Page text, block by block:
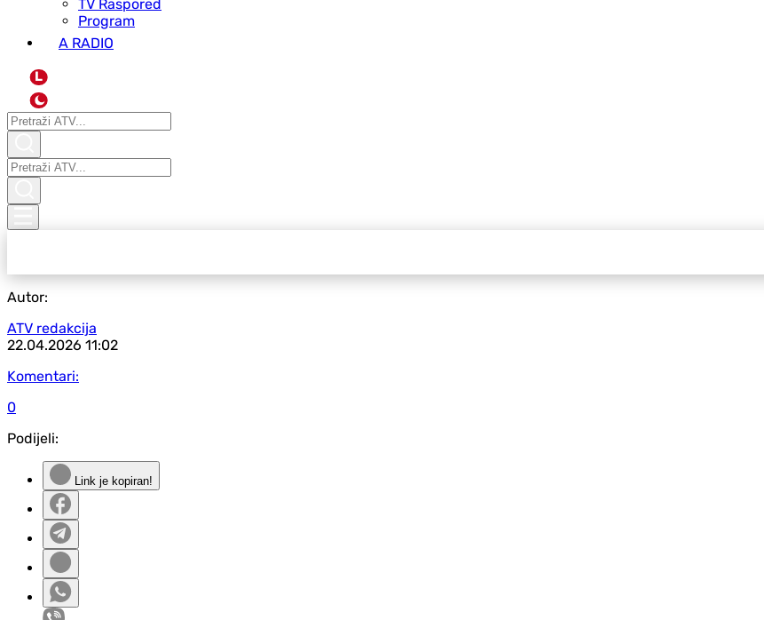
ТV Raspored
Program
A RADIO
L
Autor:
ATV redakcija
22.04.2026 11:02
Komentari:
0
Podijeli:
Link je kopiran!